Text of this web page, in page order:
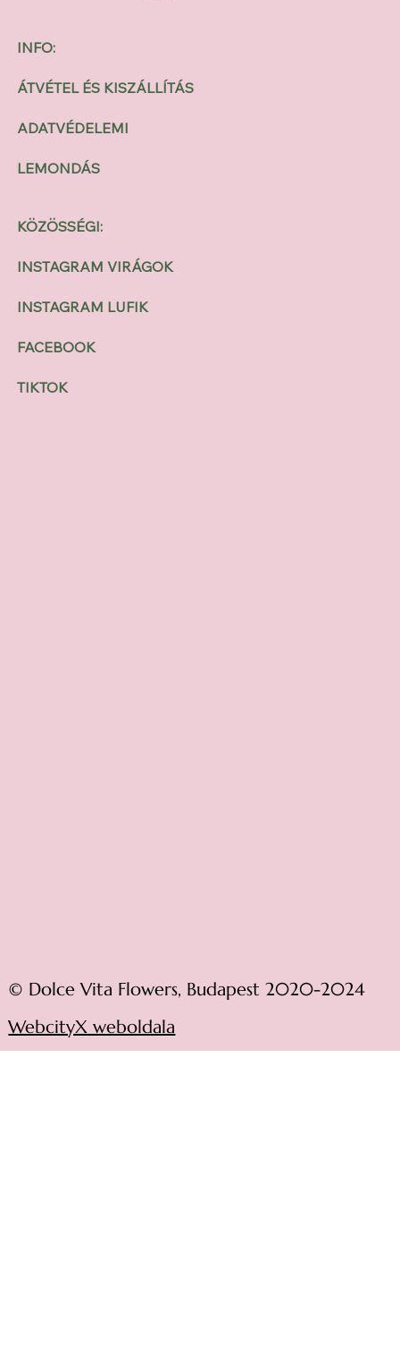
INFO:
ÁTVÉTEL ÉS KISZÁLLÍTÁS
ADATVÉDELEMI
LEMONDÁS
KÖZÖSSÉGI:
INSTAGRAM VIRÁGOK
INSTAGRAM LUFIK
FACEBOOK
TIKTOK
© Dolce Vita Flowers, Budapest 2020-2024
WebcityX weboldala